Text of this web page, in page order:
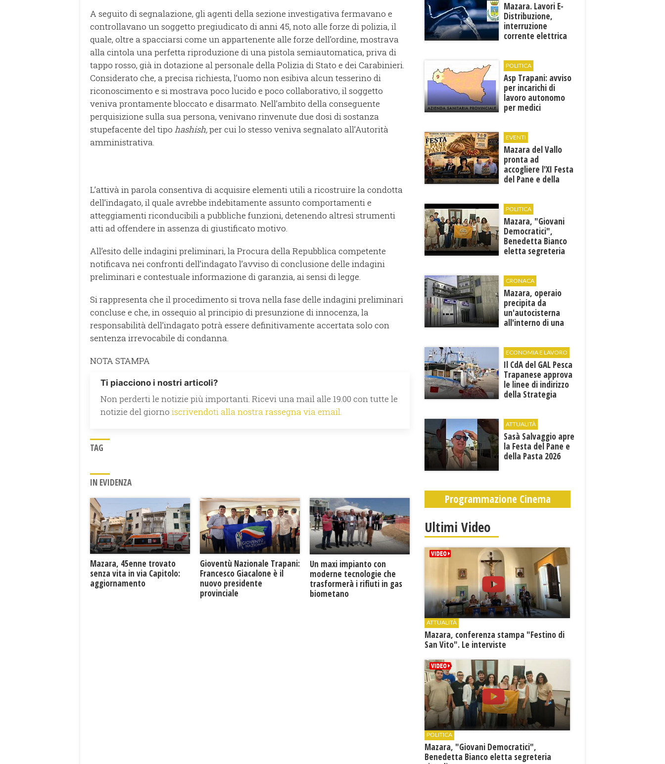
A seguito di segnalazione, gli agenti della sezione investigativa fermavano e
controllavano un soggetto pregiudicato di anni 45, noto alle forze di polizia, il
quale, oltre a spacciarsi come un appartenente alle forze dell’ordine, mostrava
alla cintola una perfetta riproduzione di una pistola semiautomatica, priva di
tappo rosso, già in dotazione al personale della Polizia di Stato e dei Carabinieri.
Considerato che, a precisa richiesta, l’uomo non esibiva alcun tesserino di
riconoscimento e si mostrava poco lucido e poco collaborativo, il soggetto
veniva prontamente bloccato e disarmato. Nell’ambito della conseguente
perquisizione sulla sua persona, venivano rinvenute due dosi di sostanza
stupefacente del tipo hashish,per cui lo stesso veniva segnalato all’Autorità
amministrativa.
L’attivà in parola consentiva di acquisire elementi utili a ricostruire la condotta
dell’indagato, il quale avrebbe indebitamente assunto comportamenti e
atteggiamenti riconducibili a pubbliche funzioni, detenendo altresì strumenti
atti ad offendere in assenza di giustificato motivo.
All’esito delle indagini preliminari, la Procura della Repubblica competente
notificava nei confronti dell’indagato l’avviso di conclusione delle indagini
preliminari e contestuale informazione di garanzia, ai sensi di legge.
Si rappresenta che il procedimento si trova nella fase delle indagini preliminari
concluse e che, in ossequio al principio di presunzione di innocenza, la
responsabilità dell’indagato potrà essere definitivamente accertata solo con
sentenza irrevocabile di condanna.
NOTA STAMPA
Ti piacciono i nostri articoli?
Non perderti le notizie più importanti. Ricevi una mail alle 19.00 con tutte le
notizie del giorno iscrivendoti alla nostra rassegna via email.
TAG
IN EVIDENZA
Mazara, 45enne trovato
senza vita in via Capitolo:
aggiornamento
Gioventù Nazionale Trapani:
Francesco Giacalone è il
nuovo presidente
provinciale
Un maxi impianto con
moderne tecnologie che
trasformerà i rifiuti in gas
biometano
Mazara. Lavori E-
Distribuzione,
interruzione
corrente elettrica
POLITICA
Asp Trapani: avviso
per incarichi di
lavoro autonomo
per medici
EVENTI
Mazara del Vallo
pronta ad
accogliere l'XI Festa
del Pane e della
POLITICA
Mazara, "Giovani
Democratici",
Benedetta Bianco
eletta segreteria
CRONACA
Mazara, operaio
precipita da
un'autocisterna
all'interno di una
Sofia"
ECONOMIA E LAVORO
Il CdA del GAL Pesca
Trapanese approva
le linee di indirizzo
della Strategia
ATTUALITÀ
Sasà Salvaggio apre
la Festa del Pane e
della Pasta 2026
Programmazione Cinema
Ultimi Video
ATTUALITÀ
Mazara, conferenza stampa "Festino di
San Vito". Le interviste
POLITICA
Mazara, "Giovani Democratici",
Benedetta Bianco eletta segreteria